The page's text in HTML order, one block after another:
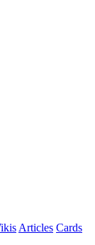
Articles Cards